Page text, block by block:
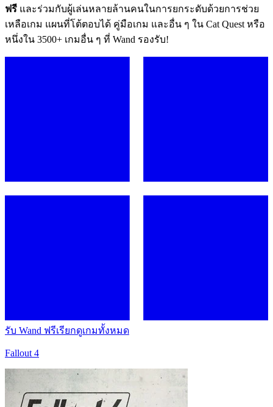
ฟรี และร่วมกับผู้เล่นหลายล้านคนในการยกระดับด้วยการช่วย
เหลือเกม แผนที่โต้ตอบได้ คู่มือเกม และอื่น ๆ ใน Cat Quest หรือ
หนึ่งใน 3500+ เกมอื่น ๆ ที่ Wand รองรับ!
รับ Wand ฟรีเรียกดูเกมทั้งหมด
Fallout 4